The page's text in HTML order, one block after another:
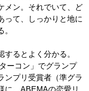
メン。それでいて、ど
って、しっかりと地に
るとよく分かる。
ーコン」でグランプ
ンプリ受賞者（準グラ
に、ABEMAの恋愛リ